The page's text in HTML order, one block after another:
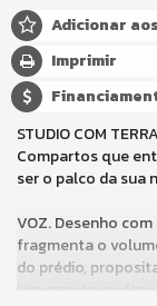
Adicionar
Imprimir
STUDIO COM
Compartos que
ser o palco da sua
VOZ. Desenho
fragmenta o
do prédio,
Um grande rooftop